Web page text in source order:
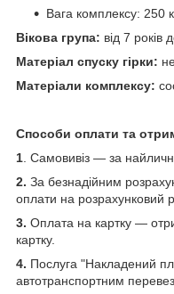
Вага комплексу: 250
Вікова група: від 7 років
Матеріал спуску гірки:
Матеріали комплексу:
Способи оплати та
1 . Самовивіз — за
2. За безнадійним
оплати на розрахунковий
3. Оплата на картку —
картку.
4. Послуга "Накладений
автотранспортним